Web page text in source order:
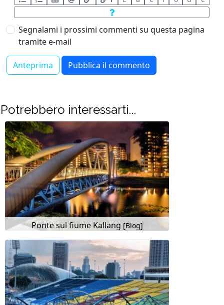
Segnalami i prossimi commenti su questa pagina
tramite e-mail
Potrebbero interessarti...
Ponte sul fiume Kallang [Blog]